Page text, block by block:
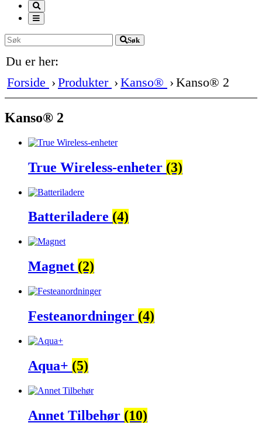
Søk
Du er her:
Forside
Produkter Kanso® Kanso® 2
Kanso® 2
True Wireless-enheter (3)
Batteriladere (4)
Magnet (2)
Festeanordninger (4)
Aqua+ (5)
Annet Tilbehør (10)